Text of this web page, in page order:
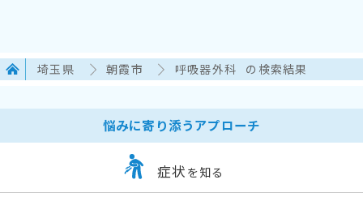
埼玉県 朝霞市 呼吸器外科 の検索結果
悩みに寄り添うアプローチ
症状 を知る